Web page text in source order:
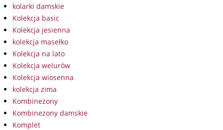
kolarki damskie
Kolekcja basic
Kolekcja jesienna
kolekcja masełko
Kolekcja na lato
Kolekcja welurów
Kolekcja wiosenna
kolekcja zima
Kombinezony
Kombinezony damskie
Komplet